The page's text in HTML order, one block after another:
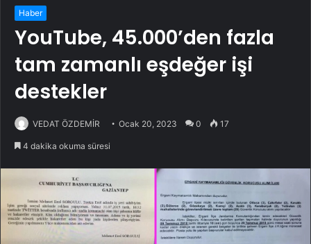
Haber
YouTube, 45.000’den fazla
tam zamanlı eşdeğer işi
destekler
VEDAT ÖZDEMİR Ocak 20, 2023 0 17
4 dakika okuma süresi